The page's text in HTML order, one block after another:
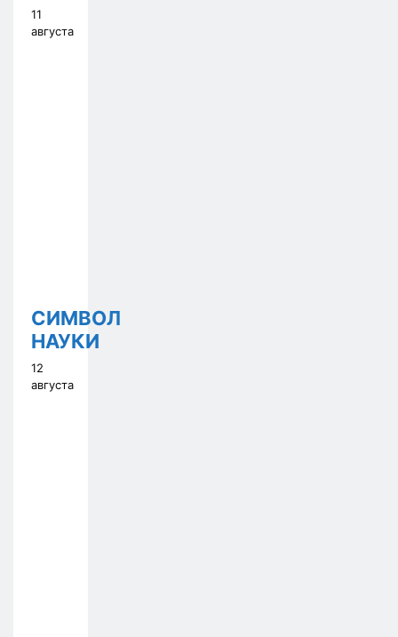
11
августа
СИМВОЛ
НАУКИ
12
августа